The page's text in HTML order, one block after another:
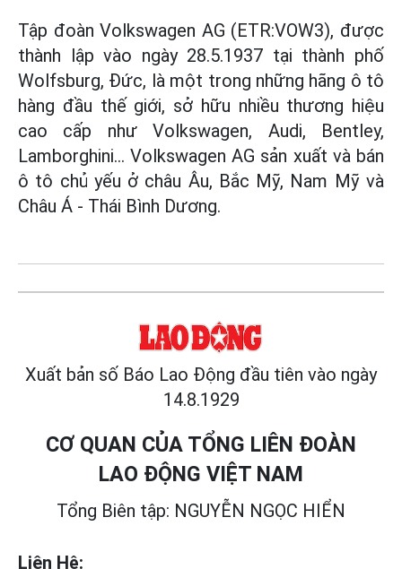
Tập đoàn Volkswagen AG (ETR:VOW3), được
thành lập vào ngày 28.5.1937 tại thành phố
Wolfsburg, Đức, là một trong những hãng ô tô
hàng đầu thế giới, sở hữu nhiều thương hiệu
cao cấp như Volkswagen, Audi, Bentley,
Lamborghini… Volkswagen AG sản xuất và bán
ô tô chủ yếu ở châu Âu, Bắc Mỹ, Nam Mỹ và
Châu Á - Thái Bình Dương.
Xuất bản số Báo Lao Động đầu tiên vào ngày
14.8.1929
CƠ QUAN CỦA TỔNG LIÊN ĐOÀN
LAO ĐỘNG VIỆT NAM
Tổng Biên tập: NGUYỄN NGỌC HIỂN
Liên Hệ: